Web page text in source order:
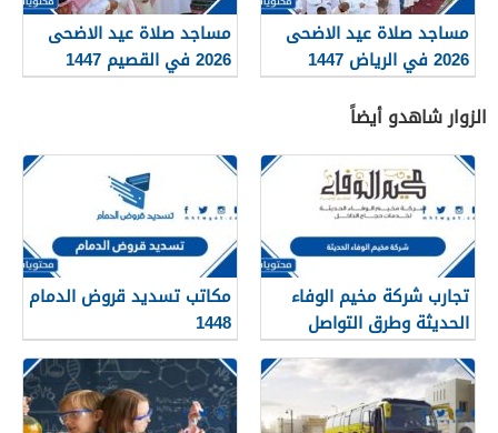
مساجد صلاة عيد الاضحى
2026 في الرياض 1447
مساجد صلاة عيد الاضحى
2026 في القصيم 1447
الزوار شاهدو أيضاً
تجارب شركة مخيم الوفاء
الحديثة وطرق التواصل
معهم 1448
مكاتب تسديد قروض الدمام
1448